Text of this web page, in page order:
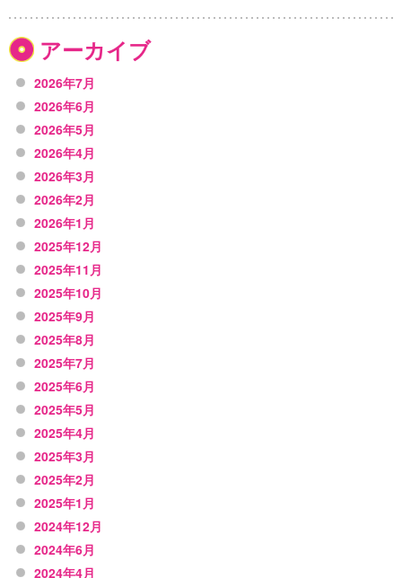
アーカイブ
2026年7月
2026年6月
2026年5月
2026年4月
2026年3月
2026年2月
2026年1月
2025年12月
2025年11月
2025年10月
2025年9月
2025年8月
2025年7月
2025年6月
2025年5月
2025年4月
2025年3月
2025年2月
2025年1月
2024年12月
2024年6月
2024年4月